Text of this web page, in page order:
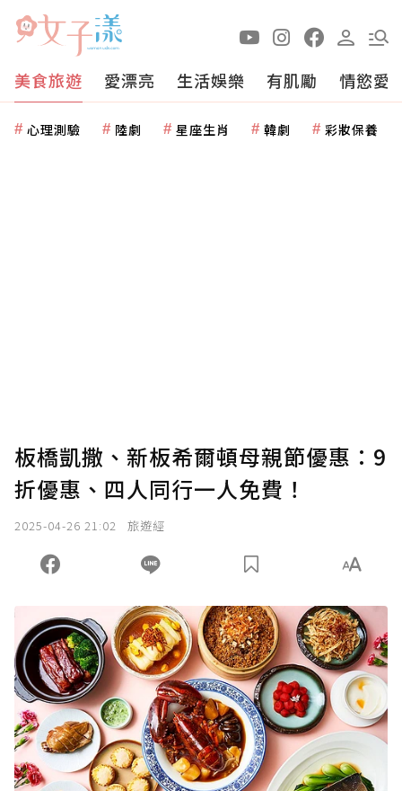
美食旅遊 愛漂亮 生活娛樂 有肌勵 情慾愛
心理測驗 陸劇 星座生肖 韓劇 彩妝保養
板橋凱撒、新板希爾頓母親節優惠：9
折優惠、四人同行一人免費！
2025-04-26 21:02 旅遊經